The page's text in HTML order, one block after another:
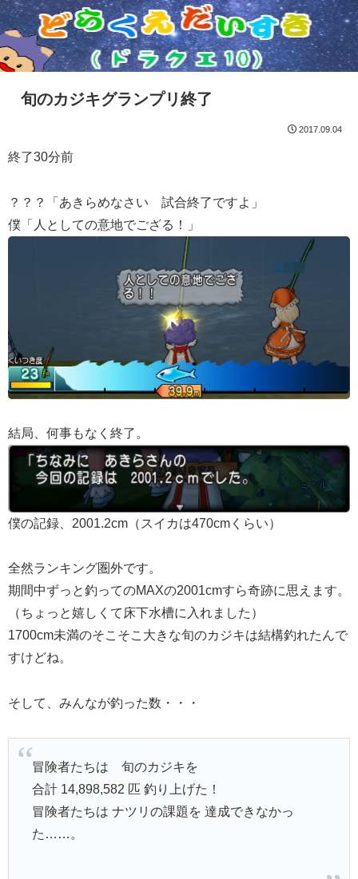
旬のカジキグランプリ終了
2017.09.04
終了30分前
？？？「あきらめなさい 試合終了ですよ」
僕「人としての意地でござる！」
結局、何事もなく終了。
僕の記録、2001.2cm（スイカは470cmくらい）
全然ランキング圏外です。
期間中ずっと釣ってのMAXの2001cmすら奇跡に思えます。
（ちょっと嬉しくて床下水槽に入れました）
1700cm未満のそこそこ大きな旬のカジキは結構釣れたんで
すけどね。
そして、みんなが釣った数・・・
冒険者たちは 旬のカジキを
合計 14,898,582 匹 釣り上げた！
冒険者たちは ナツリの課題を 達成できなかっ
た……。